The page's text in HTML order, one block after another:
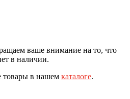
ваше внимание на то, что
в наличии.
товары в нашем каталоге.